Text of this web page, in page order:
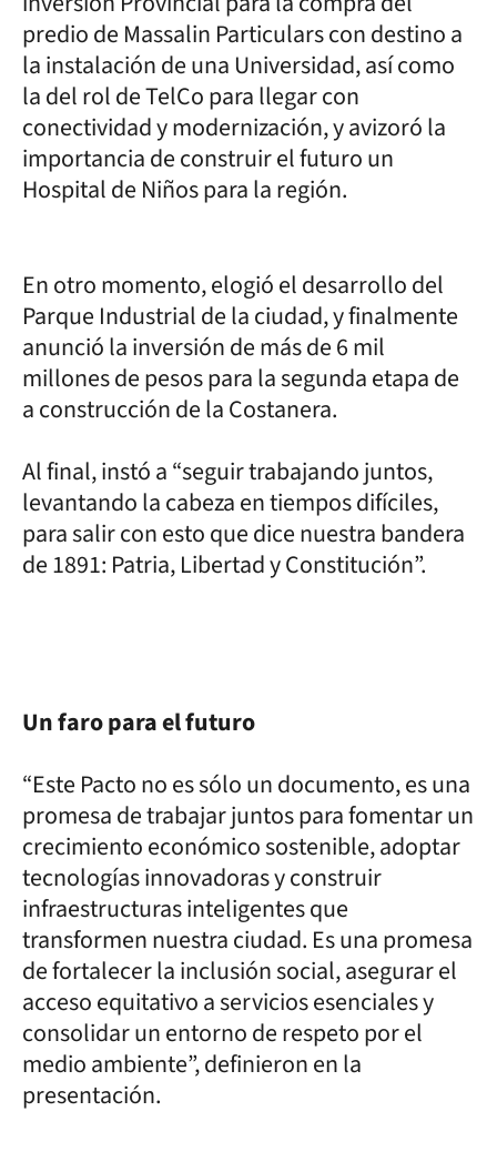
predio de Massalin Particulars con destino a
la instalación de una Universidad, así como
la del rol de TelCo para llegar con
conectividad y modernización, y avizoró la
importancia de construir el futuro un
Hospital de Niños para la región.
En otro momento, elogió el desarrollo del
Parque Industrial de la ciudad, y finalmente
anunció la inversión de más de 6 mil
millones de pesos para la segunda etapa de
a construcción de la Costanera.
Al final, instó a “seguir trabajando juntos,
levantando la cabeza en tiempos difíciles,
para salir con esto que dice nuestra bandera
de 1891: Patria, Libertad y Constitución”.
Un faro para el futuro
“Este Pacto no es sólo un documento, es una
promesa de trabajar juntos para fomentar un
crecimiento económico sostenible, adoptar
tecnologías innovadoras y construir
infraestructuras inteligentes que
transformen nuestra ciudad. Es una promesa
de fortalecer la inclusión social, asegurar el
acceso equitativo a servicios esenciales y
consolidar un entorno de respeto por el
medio ambiente”, definieron en la
presentación.